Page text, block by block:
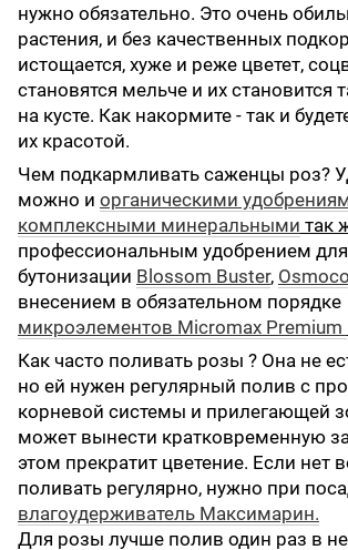
нужно обязательно. Это очень
растения, и без качественных
истощается, хуже и реже цветет,
становятся мельче и их становится
на кусте. Как накормите - так и
их красотой.
Чем подкармливать саженцы роз?
можно и органическими
комплексными минеральными так
профессиональным удобрением
бутонизации Blossom Buster,
внесением в обязательном порядке
микроэлементов Micromax Premium
Как часто поливать розы ? Она не
но ей нужен регулярный полив с
корневой системы и прилегающей
может вынести кратковременную
этом прекратит цветение. Если нет
поливать регулярно, нужно при
влагоудерживатель Максимарин.
Для розы лучше полив один раз в